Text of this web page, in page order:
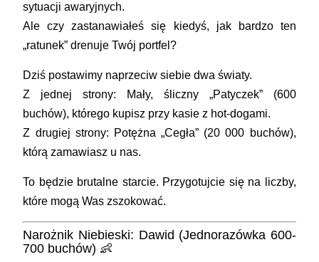
sytuacji awaryjnych.
Ale czy zastanawiałeś się kiedyś, jak bardzo ten
„ratunek” drenuje Twój portfel?
Dziś postawimy naprzeciw siebie dwa światy.
Z jednej strony:
Mały, śliczny „Patyczek”(600
buchów), którego kupisz przy kasie z hot-dogami.
Z drugiej strony: Potężna „Cegła” (20 000 buchów),
którą zamawiasz u nas.
To będzie brutalne starcie. Przygotujcie się na liczby,
które mogą Was zszokować.
Narożnik Niebieski: Dawid (Jednorazówka 600-
700 buchów) 👶